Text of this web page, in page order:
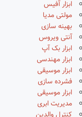
ابزار آفیس
مولتی مدیا
بهینه سازی
آنتی ویروس
ابزار بک آپ
ابزار مهندسی
ابزار موسیقی
فشرده سازی
ابزار موسیقی
مدیریت ابری